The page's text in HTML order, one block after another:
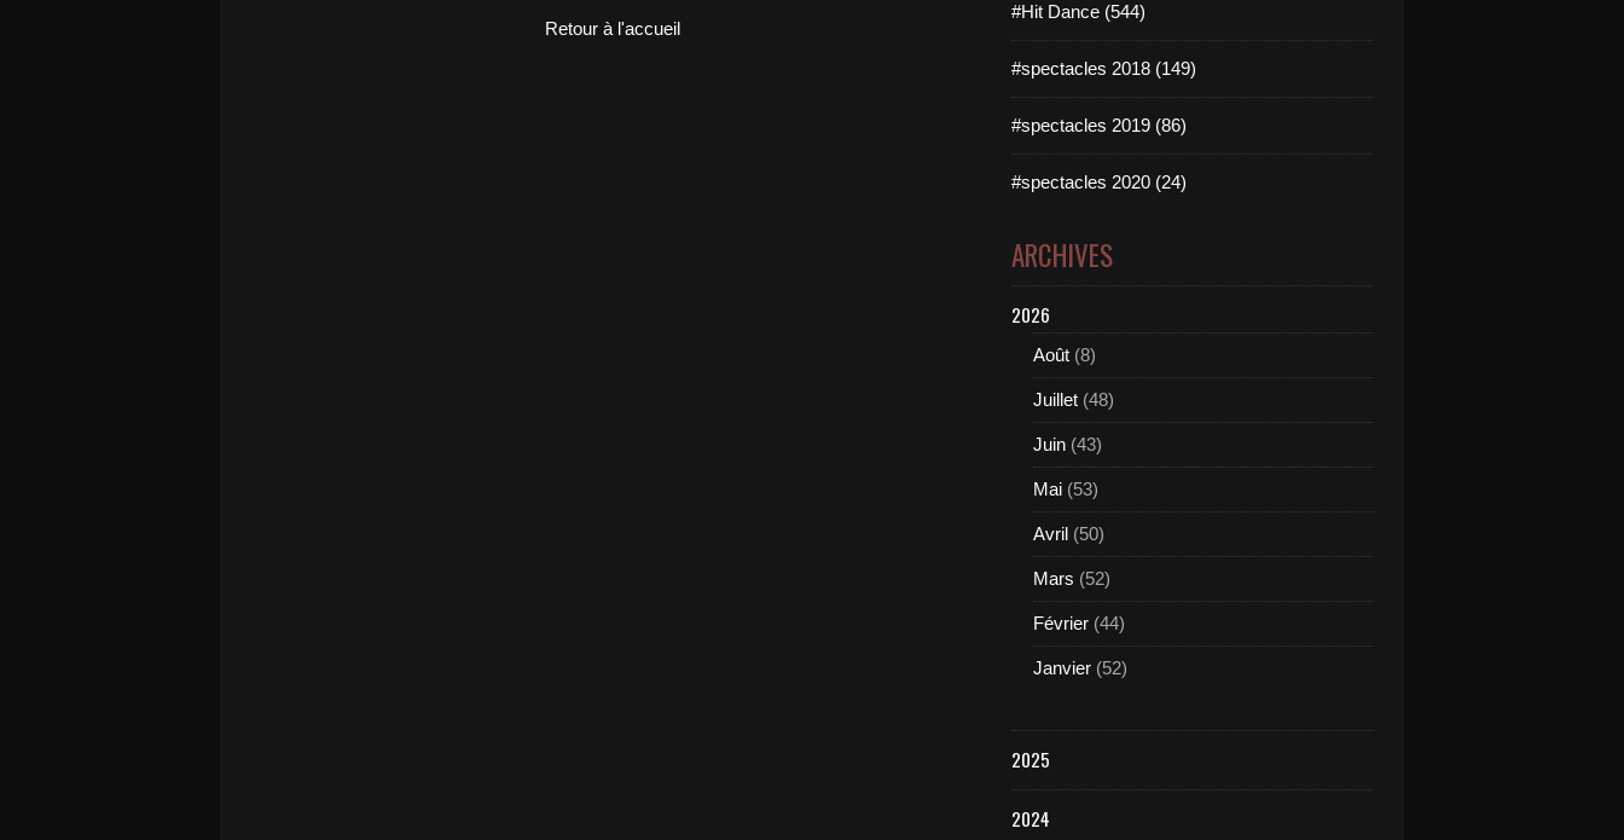
Retour à l'accueil
#Hit Dance (544)
#spectacles 2018 (149)
#spectacles 2019 (86)
#spectacles 2020 (24)
ARCHIVES
2026
Août (8)
Juillet (48)
Juin (43)
Mai (53)
Avril (50)
Mars (52)
Février (44)
Janvier (52)
2025
2024